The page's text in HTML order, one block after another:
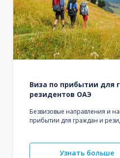
Виза по прибытии для
резидентов ОАЭ
Безвизовые направления и
прибытии для граждан и
Узнать больше